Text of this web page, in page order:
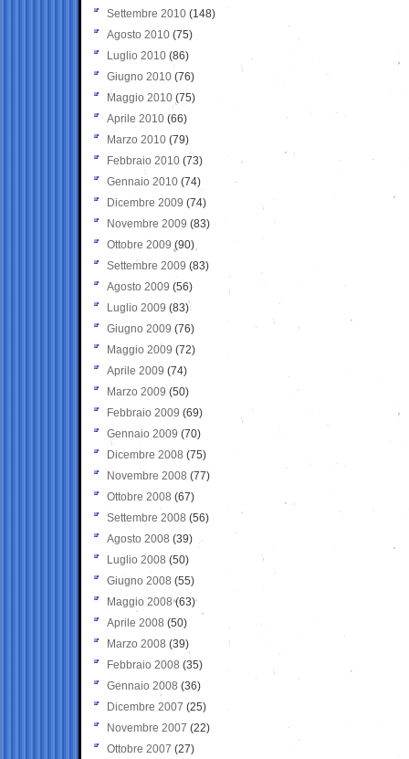
Settembre 2010 (148)
Agosto 2010 (75)
Luglio 2010 (86)
Giugno 2010 (76)
Maggio 2010 (75)
Aprile 2010 (66)
Marzo 2010 (79)
Febbraio 2010 (73)
Gennaio 2010 (74)
Dicembre 2009 (74)
Novembre 2009 (83)
Ottobre 2009 (90)
Settembre 2009 (83)
Agosto 2009 (56)
Luglio 2009 (83)
Giugno 2009 (76)
Maggio 2009 (72)
Aprile 2009 (74)
Marzo 2009 (50)
Febbraio 2009 (69)
Gennaio 2009 (70)
Dicembre 2008 (75)
Novembre 2008 (77)
Ottobre 2008 (67)
Settembre 2008 (56)
Agosto 2008 (39)
Luglio 2008 (50)
Giugno 2008 (55)
Maggio 2008(63)
Aprile 2008 (50)
Marzo 2008 (39)
Febbraio 2008 (35)
Gennaio 2008 (36)
Dicembre 2007 (25)
Novembre 2007 (22)
Ottobre 2007 (27)